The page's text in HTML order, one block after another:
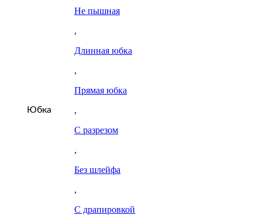
Юбка
Не пышная
,
Длинная юбка
,
Прямая юбка
,
С разрезом
,
Без шлейфа
,
С драпировкой